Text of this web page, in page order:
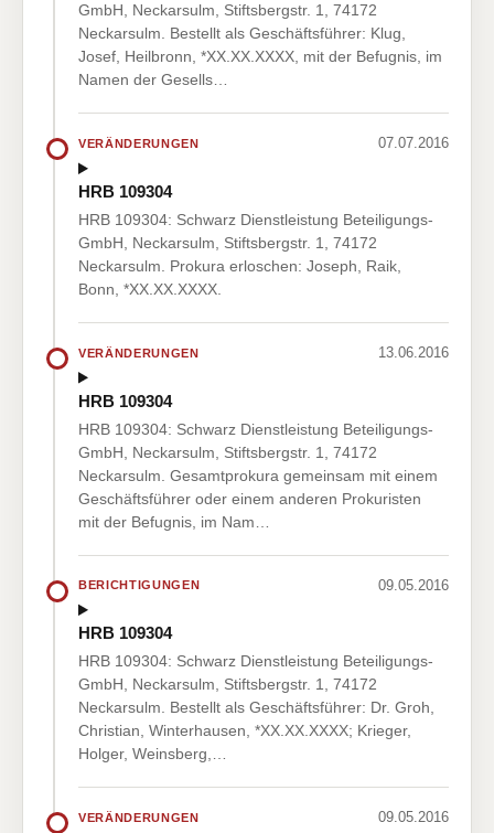
GmbH, Neckarsulm, Stiftsbergstr. 1, 74172
Neckarsulm. Bestellt als Geschäftsführer: Klug,
Josef, Heilbronn, *XX.XX.XXXX, mit der Befugnis, im
Namen der Gesells…
VERÄNDERUNGEN 07.07.2016
HRB 109304
HRB 109304: Schwarz Dienstleistung Beteiligungs-
GmbH, Neckarsulm, Stiftsbergstr. 1, 74172
Neckarsulm. Prokura erloschen: Joseph, Raik,
Bonn, *XX.XX.XXXX.
VERÄNDERUNGEN 13.06.2016
HRB 109304
HRB 109304: Schwarz Dienstleistung Beteiligungs-
GmbH, Neckarsulm, Stiftsbergstr. 1, 74172
Neckarsulm. Gesamtprokura gemeinsam mit einem
Geschäftsführer oder einem anderen Prokuristen
mit der Befugnis, im Nam…
BERICHTIGUNGEN 09.05.2016
HRB 109304
HRB 109304: Schwarz Dienstleistung Beteiligungs-
GmbH, Neckarsulm, Stiftsbergstr. 1, 74172
Neckarsulm. Bestellt als Geschäftsführer: Dr. Groh,
Christian, Winterhausen, *XX.XX.XXXX; Krieger,
Holger, Weinsberg,…
VERÄNDERUNGEN 09.05.2016